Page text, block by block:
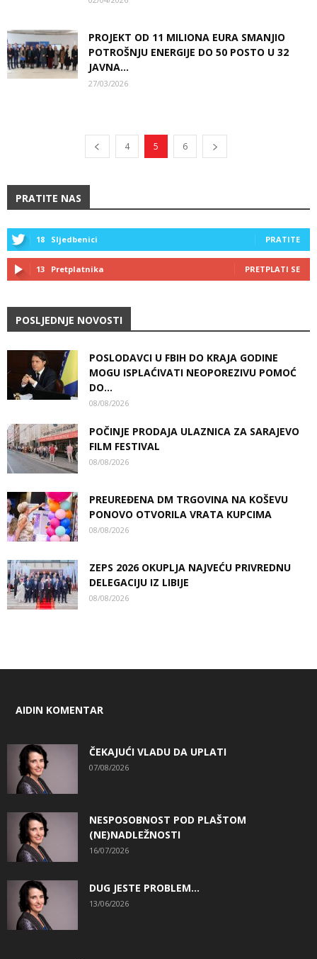
PROJEKT OD 11 MILIONA EURA SMANJIO
POTROŠNJU ENERGIJE DO 50 POSTO U 32
JAVNA...
27/03/2026
4 5 6
PRATITE NAS
18 Sljedbenici PRATITE
13 Pretplatnika PRETPLATI SE
POSLJEDNJE NOVOSTI
POSLODAVCI U FBIH DO KRAJA GODINE
MOGU ISPLAĆIVATI NEOPOREZIVU POMOĆ
DO...
08/08/2026
POČINJE PRODAJA ULAZNICA ZA SARAJEVO
FILM FESTIVAL
08/08/2026
PREUREĐENA DM TRGOVINA NA KOŠEVU
PONOVO OTVORILA VRATA KUPCIMA
08/08/2026
ZEPS 2026 OKUPLJA NAJVEĆU PRIVREDNU
DELEGACIJU IZ LIBIJE
08/08/2026
AIDIN KOMENTAR
ČEKAJUĆI VLADU DA UPLATI
07/08/2026
NESPOSOBNOST POD PLAŠTOM
(NE)NADLEŽNOSTI
16/07/2026
DUG JESTE PROBLEM…
13/06/2026